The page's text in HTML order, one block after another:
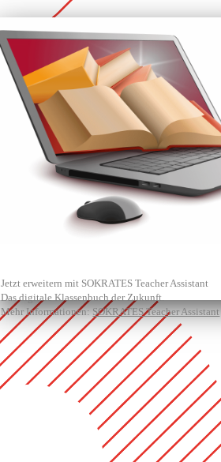
Jetzt erweitern mit SOKRATES Teacher Assistant
Das digitale Klassenbuch der Zukunft.
Mehr Informationen:SOKRATES Teacher Assistant